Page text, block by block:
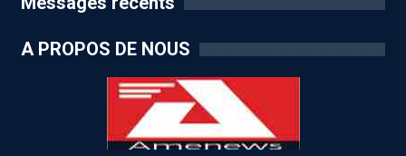
A PROPOS DE NOUS